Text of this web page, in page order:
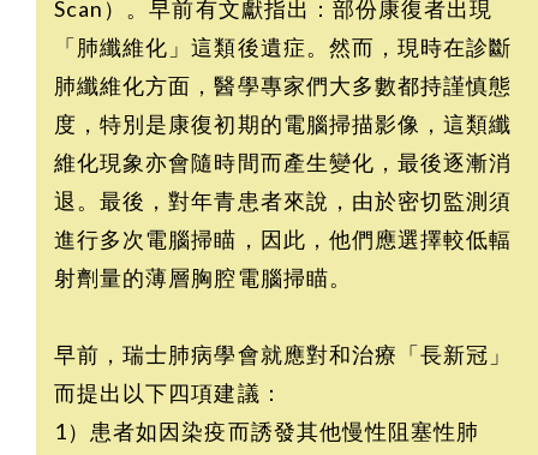
Scan）。早前有文獻指出：部份康復者出現
「肺纖維化」這類後遺症。然而，現時在診斷
肺纖維化方面，醫學專家們大多數都持謹慎態
度，特別是康復初期的電腦掃描影像，這類纖
維化現象亦會隨時間而產生變化，最後逐漸消
退。最後，對年青患者來說，由於密切監測須
進行多次電腦掃瞄，因此，他們應選擇較低輻
射劑量的薄層胸腔電腦掃瞄。
早前，瑞士肺病學會就應對和治療「長新冠」
而提出以下四項建議：
1）患者如因染疫而誘發其他慢性阻塞性肺